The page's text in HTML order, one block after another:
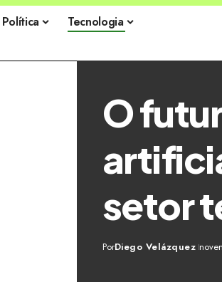
Política Tecnologia
O
setor
PorDiego Velázquez